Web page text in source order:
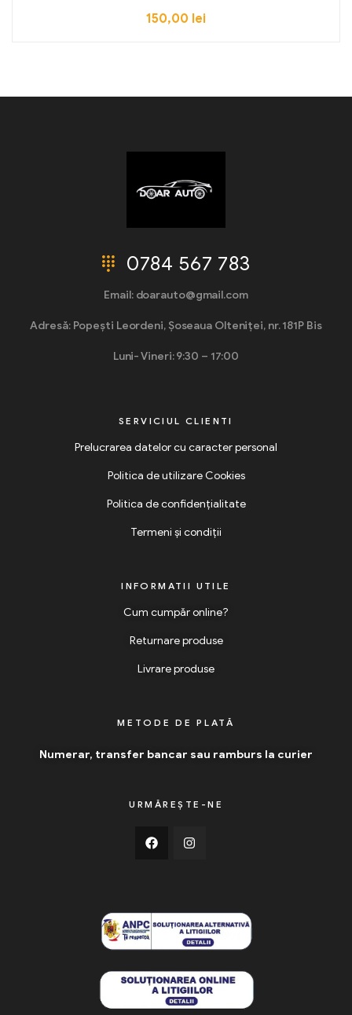
150,00 lei
0784 567 783
Email: doarauto@gmail.com
Adresă: Popești Leordeni, Șoseaua Olteniței, nr. 181P Bis
Luni- Vineri: 9:30 – 17:00
SERVICIUL CLIENTI
Prelucrarea datelor cu caracter personal
Politica de utilizare Cookies
Politica de confidențialitate
Termeni și condiții
INFORMATII UTILE
Cum cumpăr online?
Returnare produse
Livrare produse
METODE DE PLATĂ
Numerar, transfer bancar sau ramburs la curier
URMĂREȘTE-NE